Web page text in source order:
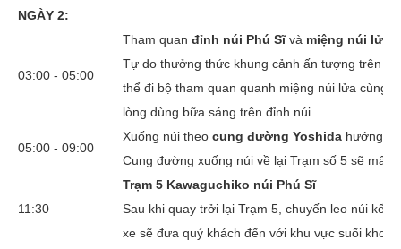
NGÀY 2:
03:00 - 05:00
Tham quan đỉnh núi Phú Sĩvà miệng núi lửa
Tự do thưởng thức khung cảnh ấn tượng trên
thể đi bộ tham quan quanh miệng núi lửa cùng
lòng dùng bữa sáng trên đỉnh núi.
05:00 - 09:00
Xuống núi theo cung đường Yoshida hướng
Cung đường xuống núi về lại Trạm số 5 sẽ mất
11:30
Trạm 5 Kawaguchiko núi Phú Sĩ
Sau khi quay trởi lại Trạm 5, chuyến leo núi kết
xe sẽ đưa quý khách đến với khu vực suối